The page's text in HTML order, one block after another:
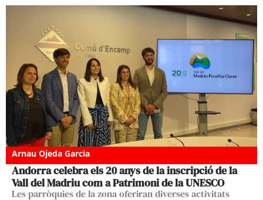
Arnau Ojeda Garcia
Andorra celebra els 20 anys de la inscripció de la
Vall del Madriu com a Patrimoni de la UNESCO
Les parròquies de la zona oferiran diverses activitats